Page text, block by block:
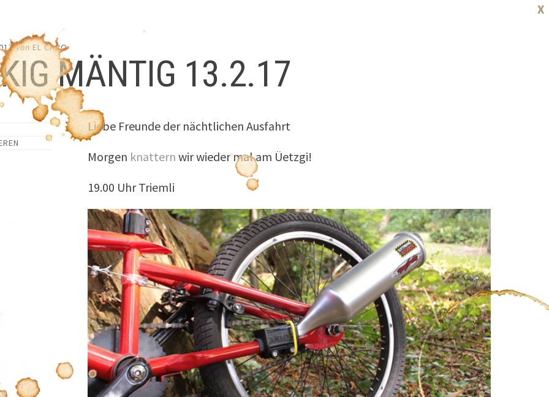
X
von EL CAPO
MÄNTIG 13.2.17
Liebe Freunde der nächtlichen Ausfahrt
Morgen knattern wir wieder mal am Üetzgi!
19.00 Uhr Triemli